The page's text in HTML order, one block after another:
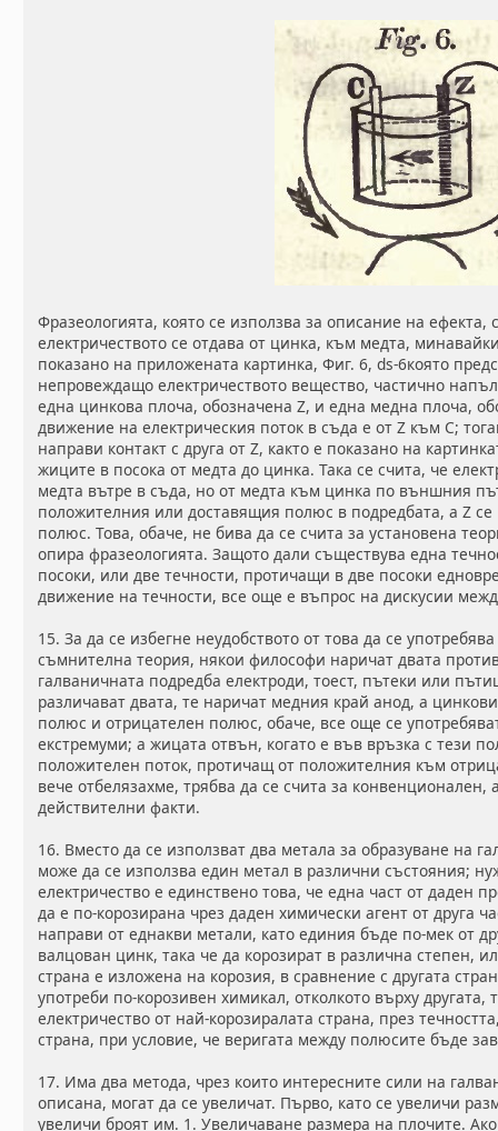
Фразеологията, която се използва за описание на ефекта,
електричеството се отдава от цинка, към медта,
показано на приложената картинка, Фиг. 6, ds-6която
непровеждащо електричеството вещество, частично
една цинкова плоча, обозначена Z, и една медна плоча,
движение на електрическия поток в съда е от Z към С;
направи контакт с друга от Z, както е показано на
жиците в посока от медта до цинка. Така се счита, че
медта вътре в съда, но от медта към цинка по външния
положителния или доставящия полюс в подредбата, а Z
полюс. Това, обаче, не бива да се счита за установена
опира фразеологията. Защото дали съществува една
посоки, или две течности, протичащи в две посоки
движение на течности, все още е въпрос на дискусии
15. За да се избегне неудобството от това да се
съмнителна теория, някои философи наричат двата
галваничната подредба електроди, тоест, пътеки или
различават двата, те наричат медния край анод, а
полюс и отрицателен полюс, обаче, все още се
екстремуми; а жицата отвън, когато е във връзка с тези
положителен поток, протичащ от положителния към
вече отбелязахме, трябва да се счита за
действителни факти.
16. Вместо да се използват два метала за образуване на
може да се използва един метал в различни състояния;
електричество е единствено това, че една част от даден
да е по-корозирана чрез даден химически агент от друга
направи от еднакви метали, като единия бъде по-мек от
валцован цинк, така че да корозират в различна степен,
страна е изложена на корозия, в сравнение с другата
употреби по-корозивен химикал, отколкото върху
електричество от най-корозиралата страна, през
страна, при условие, че веригата между полюсите бъде
17. Има два метода, чрез които интересните сили на
описана, могат да се увеличат. Първо, като се увеличи
увеличи броят им. 1. Увеличаване размера на плочите.